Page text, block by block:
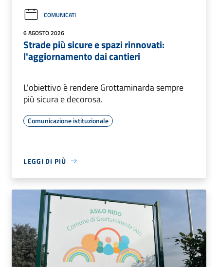
COMUNICATI
6 AGOSTO 2026
Strade più sicure e spazi rinnovati:
l'aggiornamento dai cantieri
L'obiettivo è rendere Grottaminarda sempre
più sicura e decorosa.
Comunicazione istituzionale
LEGGI DI PIÙ